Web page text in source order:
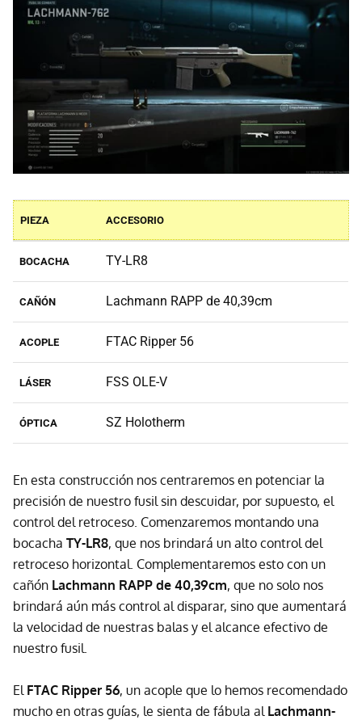
PIEZA ACCESORIO
BOCACHA TY-LR8
CAÑÓN Lachmann RAPP de 40,39cm
ACOPLE FTAC Ripper 56
LÁSER FSS OLE-V
ÓPTICA SZ Holotherm
En esta construcción nos centraremos en potenciar la
precisión de nuestro fusil sin descuidar, por supuesto, el
control del retroceso. Comenzaremos montando una
bocacha TY-LR8, que nos brindará un alto control del
retroceso horizontal. Complementaremos esto con un
cañón Lachmann RAPP de 40,39cm, que no solo nos
brindará aún más control al disparar, sino que aumentará
la velocidad de nuestras balas y el alcance efectivo de
nuestro fusil.
El FTAC Ripper 56, un acople que lo hemos recomendado
mucho en otras guías, le sienta de fábula al Lachmann-